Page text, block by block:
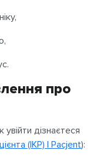
про
дізнаєтеся
(IKP) | Pacjent):